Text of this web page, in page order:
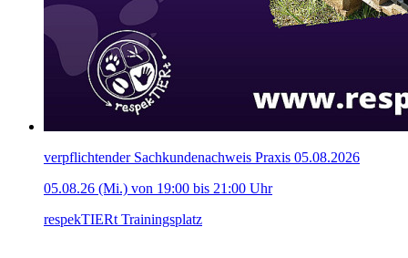
verpflichtender Sachkundenachweis Praxis 05.08.2026
05.08.26 (Mi.) von 19:00 bis 21:00 Uhr
respekTIERt Trainingsplatz